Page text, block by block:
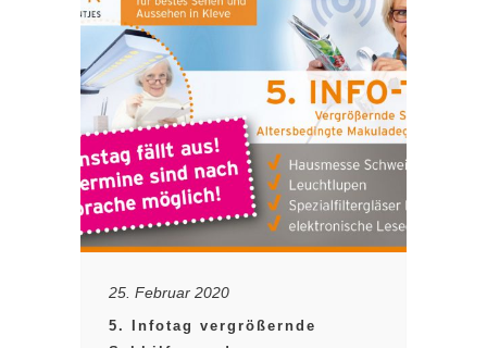
25. Februar 2020
5. Infotag vergrößernde